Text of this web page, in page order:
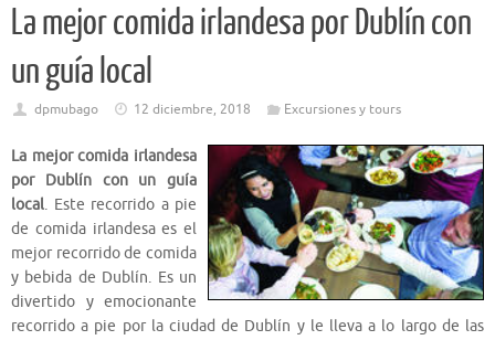
La mejor comida irlandesa por Dublín con
un guía local
dpmubago 12 diciembre, 2018 Excursiones y tours
La mejor comida irlandesa
por Dublín con un guía
local. Este recorrido a pie
de comida irlandesa es el
mejor recorrido de comida
y bebida de Dublín. Es un
divertido y emocionante
recorrido a pie por la ciudad de Dublín y le lleva a lo largo de las